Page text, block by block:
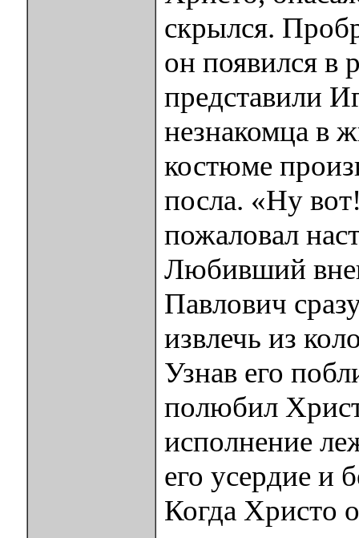
скрылся.
он появился в
представили
незнакомца в
костюме
посла. «Ну
пожаловал
Любивший
Павлович
извлечь из
Узнав его
полюбил
исполнение
его усердие и
Когда Христо